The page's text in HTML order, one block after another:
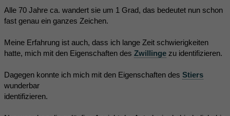
Alle 70 Jahre ca. wandert sie um 1 Grad, das bedeutet nun schon
fast genau ein ganzes Zeichen.
Meine Erfahrung ist auch, dass ich lange Zeit schwierigkeiten
hatte, mich mit den Eigenschaften des Zwillinge zu identifizieren.
Dagegen konnte ich mich mit den Eigenschaften des Stiers
wunderbar
identifizieren.